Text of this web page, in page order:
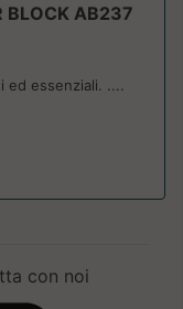
BLOCK AB237
ed essenziali. ....
con noi